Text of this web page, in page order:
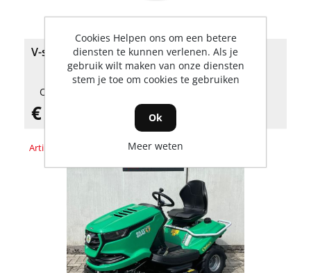
V-snaar Billie Goat CR550
Op voorraad
€ 56,22 incl. BTW
Artikelnummer: 2692007
Cookies Helpen ons om een betere
diensten te kunnen verlenen. Als je
gebruik wilt maken van onze diensten
stem je toe om cookies te gebruiken
Ok
Meer weten